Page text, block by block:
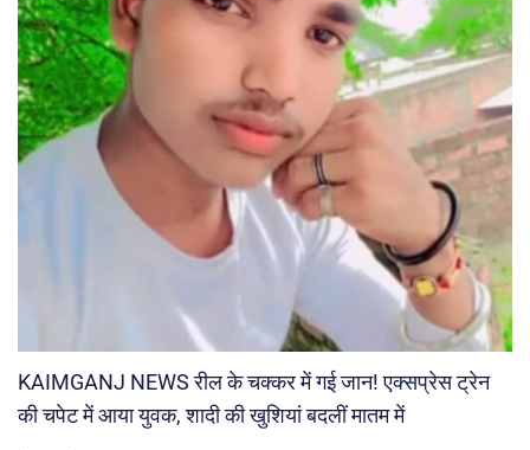
KAIMGANJ NEWS रील के चक्कर में गई जान! एक्सप्रेस ट्रेन
की चपेट में आया युवक, शादी की खुशियां बदलीं मातम में